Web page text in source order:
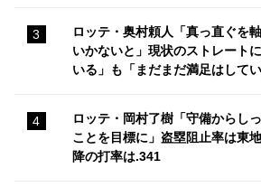
ロッテ・奥村頼人「真っ直ぐを
いかないと」現状のストレート
いる」も「まだまだ満足はしてい
ロッテ・岡村了樹「守備からし
ことを目標に」盗塁阻止率は東
降の打率は.341